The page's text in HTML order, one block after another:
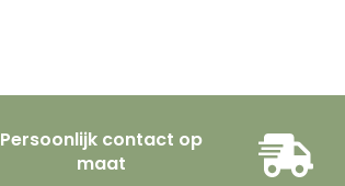
Persoonlijk contact op
maat